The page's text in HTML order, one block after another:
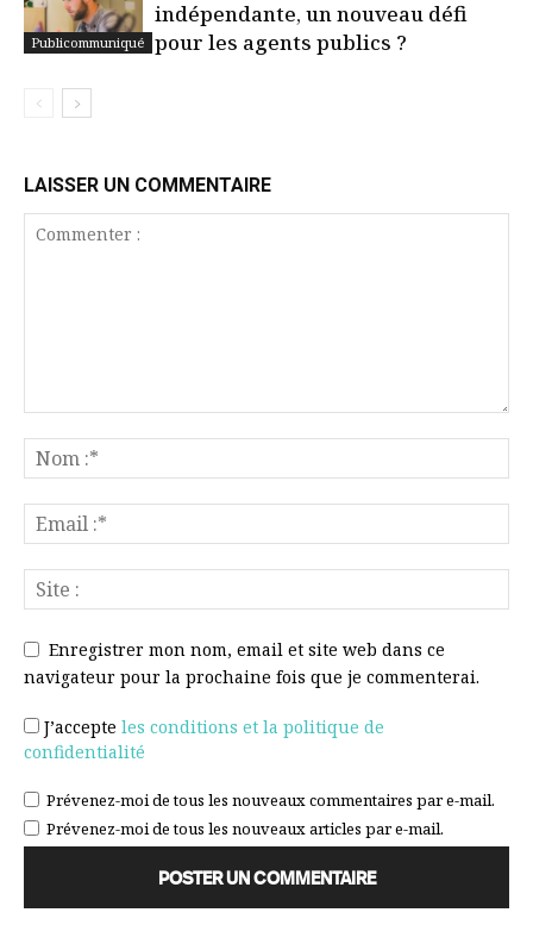
Publicommuniqué
indépendante, un nouveau défi
pour les agents publics ?
LAISSER UN COMMENTAIRE
Enregistrer mon nom, email et site web dans ce
navigateur pour la prochaine fois que je commenterai.
J’accepte les conditions et la politique de
confidentialité
Prévenez-moi de tous les nouveaux commentaires par e-mail.
Prévenez-moi de tous les nouveaux articles par e-mail.